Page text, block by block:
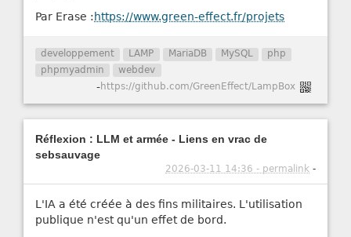
Par Erase : https://www.green-effect.fr/projets
developpement LAMP MariaDB MySQL
php
phpmyadmin
webdev
-https://github.com/GreenEffect/LampBox
Réflexion : LLM et armée - Liens en vrac de
sebsauvage
2026-03-11 14:36 - permalink -
L'IA a été créée à des fins militaires. L'utilisation
publique n'est qu'un effet de bord.